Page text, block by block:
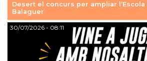
Desert el concurs per ampliar
Balaguer
30/07/2026- 08:11